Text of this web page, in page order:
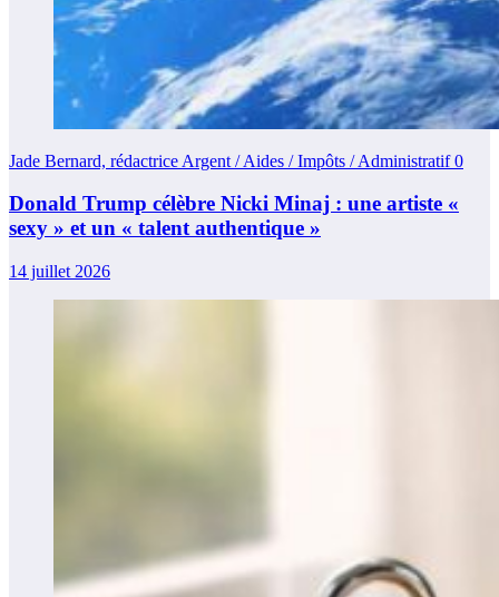
Jade Bernard, rédactrice Argent / Aides / Impôts / Administratif0
Donald Trump célèbre Nicki Minaj : une artiste «
sexy » et un « talent authentique »
14 juillet 2026